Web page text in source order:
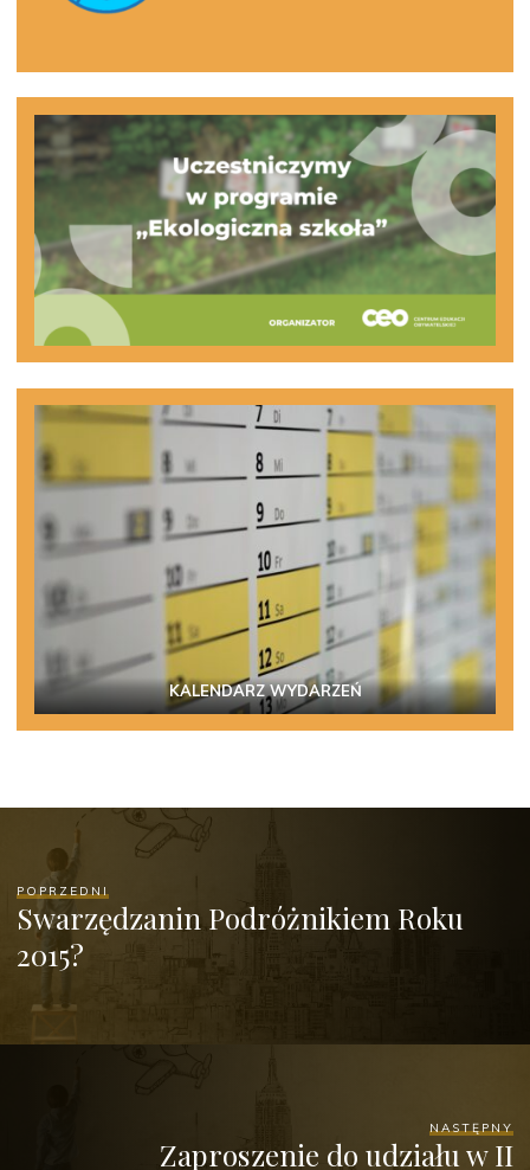
KALENDARZ WYDARZEŃ
POPRZEDNI
Swarzędzanin Podróżnikiem Roku
2015?
NASTĘPNY
Zaproszenie do udziału w II